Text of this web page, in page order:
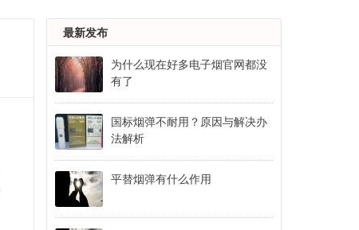
最新发布
为什么现在好多电子烟官网都没
有了
国标烟弹不耐用？原因与解决办
法解析
平替烟弹有什么作用